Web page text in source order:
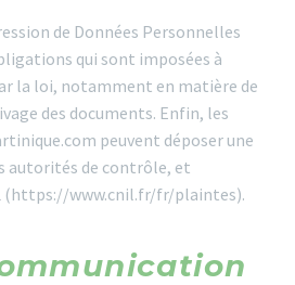
de Données Personnelles
qui sont imposées à
la loi, notamment en matière de
des documents. Enfin, les
peuvent déposer une
autorités de contrôle, et
(https://www.cnil.fr/fr/plaintes).